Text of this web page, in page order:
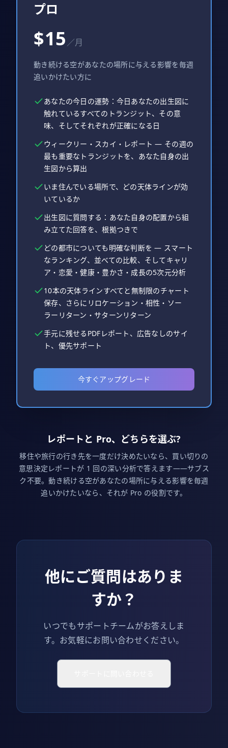
プロ
$15 ／月
動き続ける空があなたの場所に与える影響を毎週
追いかけたい方に
あなたの今日の運勢：今日あなたの出生図に
触れているすべてのトランジット、その意
味、そしてそれぞれが正確になる日
ウィークリー・スカイ・レポート — その週の
最も重要なトランジットを、あなた自身の出
生図から算出
いま住んでいる場所で、どの天体ラインが効
いているか
出生図に質問する：あなた自身の配置から組
み立てた回答を、根拠つきで
どの都市についても明確な判断を — スマート
なランキング、並べての比較、そしてキャリ
ア・恋愛・健康・豊かさ・成長の5次元分析
10本の天体ラインすべてと無制限のチャート
保存、さらにリロケーション・相性・ソー
ラーリターン・サターンリターン
手元に残せるPDFレポート、広告なしのサイ
ト、優先サポート
今すぐアップグレード
レポートと Pro、どちらを選ぶ?
移住や旅行の行き先を一度だけ決めたいなら、買い切りの
意思決定レポートが 1 回の深い分析で答えます——サブス
ク不要。動き続ける空があなたの場所に与える影響を毎週
追いかけたいなら、それが Pro の役割です。
他にご質問はありま
すか？
いつでもサポートチームがお答えしま
す。お気軽にお問い合わせください。